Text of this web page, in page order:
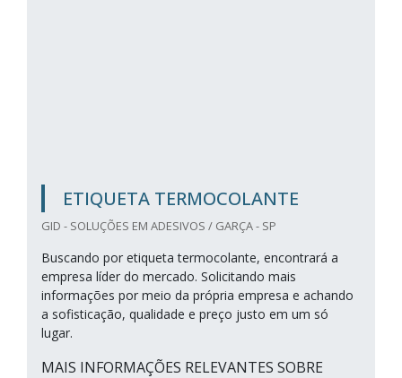
ETIQUETA TERMOCOLANTE
GID - SOLUÇÕES EM ADESIVOS / GARÇA - SP
Buscando por etiqueta termocolante, encontrará a
empresa líder do mercado. Solicitando mais
informações por meio da própria empresa e achando
a sofisticação, qualidade e preço justo em um só
lugar.
MAIS INFORMAÇÕES RELEVANTES SOBRE